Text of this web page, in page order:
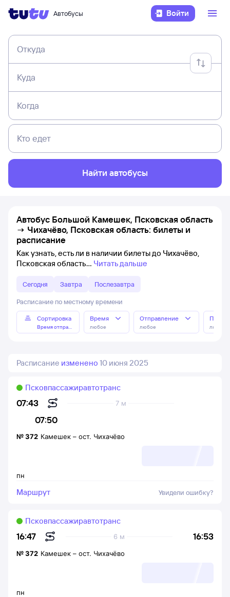
Автобусы Войти
Откуда
Куда
Когда
Кто едет
Найти автобусы
Автобус Большой Камешек, Псковская область
→ Чихачёво, Псковская область: билеты и
расписание
Как узнать, есть ли в наличии билеты до Чихачёво,
Псковская область
Читать дальше
Сегодня Завтра Послезавтра
Расписание по местному времени
Сортировка
Время отправления
Время
любое
Отправление
любое любое
Расписание изменено 10 июня 2025
07:43
07:50
7 м
Псковпассажиравтотранс
пн
№372 Камешек – ост. Чихачёво
Маршрут Увидели ошибку?
16:47 16:53
6 м
Псковпассажиравтотранс
пн
№372 Камешек – ост. Чихачёво